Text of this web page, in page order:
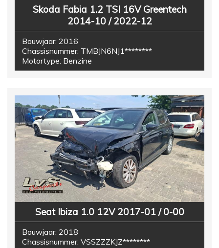
Skoda Fabia 1.2 TSI 16V Greentech
2014-10 / 2022-12
Bouwjaar: 2016
Chassisnummer: TMBJN6NJ1********
Motortype: Benzine
Seat Ibiza 1.0 12V 2017-01 / 0-00
Bouwjaar: 2018
Chassisnummer: VSSZZZKJZ********